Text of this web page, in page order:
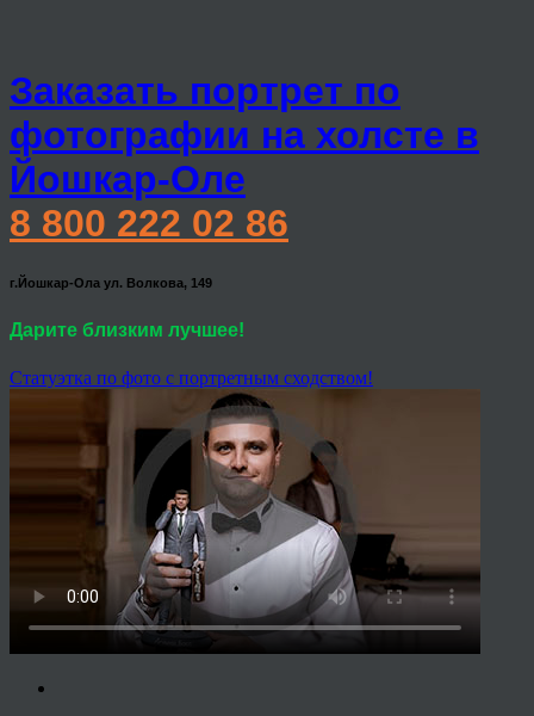
Заказать портрет по
фотографии на холсте в
Йошкар-Оле
8 800 222 02 86
г.Йошкар-Ола ул. Волкова, 149
Дарите близким лучшее!
Статуэтка по фото с портретным сходством!